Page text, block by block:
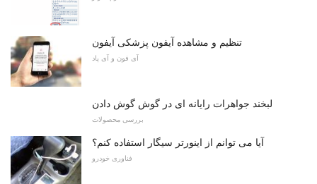
تنظیم و مشاهده آیفون پزشکی آیفون
آی فون و آی پاد
لبخند جواهرات رایانه ای در گوش گوش دادن
بررسی محصولات
آیا می توانم از اینورتر سیگار استفاده کنم؟
فناوری خودرو